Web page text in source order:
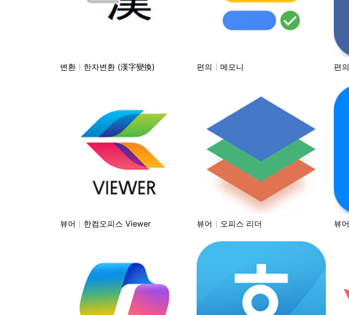
변환 한자변환 (漢字變換) 편의 메모니 편의
뷰어 한컴오피스 Viewer 뷰어 오피스 리더 뷰어